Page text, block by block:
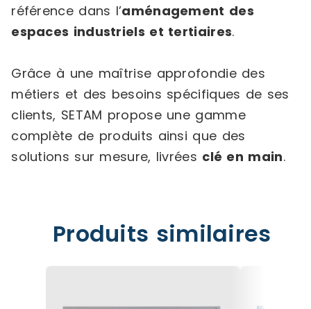
référence dans l’aménagement des
espaces industriels et tertiaires.
Grâce à une maîtrise approfondie des
métiers et des besoins spécifiques de ses
clients, SETAM propose une gamme
complète de produits ainsi que des
solutions sur mesure, livrées clé en main.
Produits similaires